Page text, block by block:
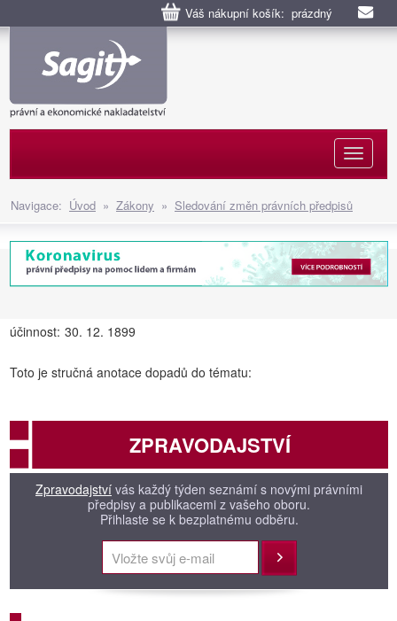
Váš nákupní košík: prázdný
Navigace: Úvod » Zákony » Sledování změn právních předpisů
účinnost: 30. 12. 1899
Toto je stručná anotace dopadů do tématu:
ZPRAVODAJSTVÍ
Zpravodajství vás každý týden seznámí s novými právními
předpisy a publikacemi z vašeho oboru.
Přihlaste se k bezplatnému odběru.
Přihlásit